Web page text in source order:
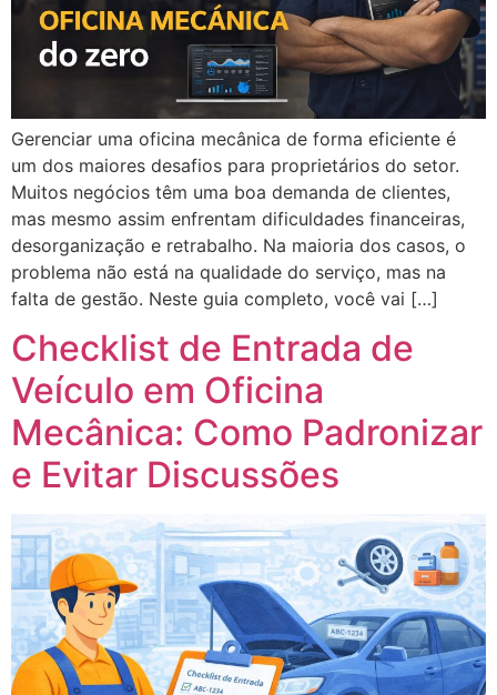
Gerenciar uma oficina mecânica de forma eficiente é
um dos maiores desafios para proprietários do setor.
Muitos negócios têm uma boa demanda de clientes,
mas mesmo assim enfrentam dificuldades financeiras,
desorganização e retrabalho. Na maioria dos casos, o
problema não está na qualidade do serviço, mas na
falta de gestão. Neste guia completo, você vai […]
Checklist de Entrada de
Veículo em Oficina
Mecânica: Como Padronizar
e Evitar Discussões